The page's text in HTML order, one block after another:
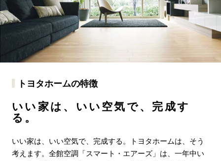
トヨタホームの特徴
いい家は、いい空気で、完成す
る。
いい家は、いい空気で、完成する。トヨタホームは、そう
考えます。全館空調「スマート・エアーズ」は、一年中い